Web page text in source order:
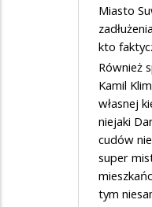
Miasto
kto
Również
Kamil
własnej
niejaki
cudów
super
tym